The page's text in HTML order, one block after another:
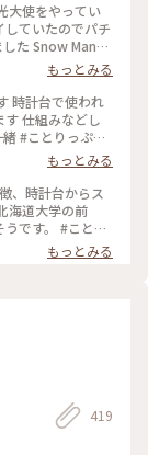
していたのでパチ
んの歓迎ぶりも
りっぷ札幌
もっとみる
し
もっとみる
#ことり
もっとみる
419